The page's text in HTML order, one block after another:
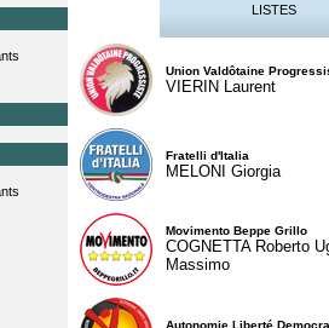
LISTES
Union Valdôtaine
VIERIN Laurent
Fratelli d'Italia
MELONI Giorgia
Movimento Beppe Grillo
COGNETTA Roberto
Massimo
Autonomie Liberté